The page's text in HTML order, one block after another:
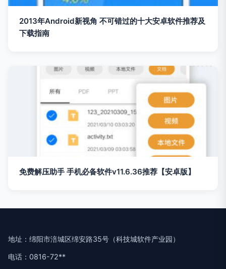
2013年Android新视角 不可错过的十大安卓软件推荐及
下载指南
免费解压助手 手机必备软件v11.6.36推荐【安卓版】
地址：绵阳市涪城区绵安路35号（科技城软件产业园）
电话：0816-72**